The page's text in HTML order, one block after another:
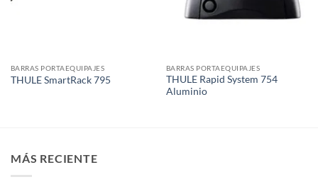
BARRAS PORTAEQUIPAJES
THULE SmartRack 795
BARRAS PORTAEQUIPAJES
THULE Rapid System 754
Aluminio
MÁS RECIENTE